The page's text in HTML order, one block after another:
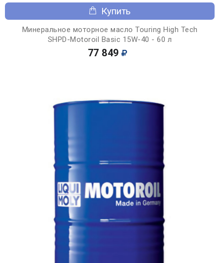
Купить
Минеральное моторное масло Touring High Tech
SHPD-Motoroil Basic 15W-40 - 60 л
77 849